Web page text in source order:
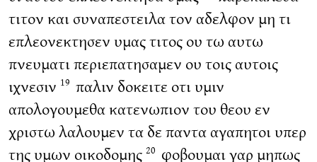
τιτον και συναπεστειλα τον αδελφον μη τι
επλεονεκτησεν υμας τιτος ου τω αυτω
πνευματι περιεπατησαμεν ου τοις αυτοις
ιχνεσιν 19 παλιν δοκειτε οτι υμιν
απολογουμεθα κατενωπιον του θεου εν
χριστω λαλουμεν τα δε παντα αγαπητοι υπερ
της υμων οικοδομης 20 φοβουμαι γαρ μηπως